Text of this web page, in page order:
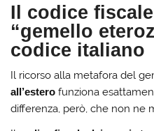
Il codice
“gemello
codice italiano
Il ricorso alla metafora del
all’esterofunziona
differenza, però, che non ne